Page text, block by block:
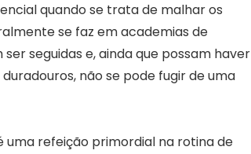
quando se trata de malhar os
se faz em academias de
seguidas e, ainda que possam haver
não se pode fugir de uma
uma refeição primordial na rotina de